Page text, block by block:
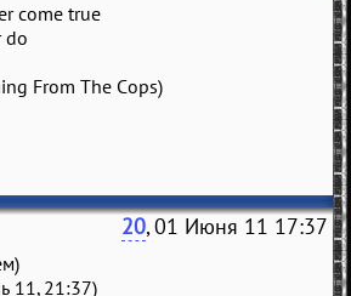
come true
do
From The Cops)
20, 01 Июня 11 17:37
11, 21:37)